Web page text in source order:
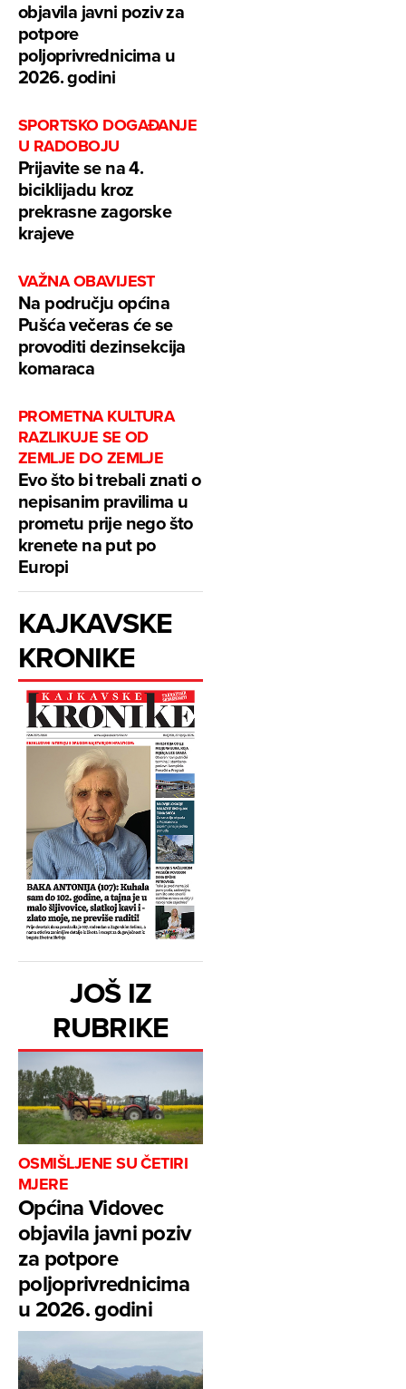
objavila javni poziv za
potpore
poljoprivrednicima u
2026. godini
SPORTSKO DOGAĐANJE
U RADOBOJU
Prijavite se na 4.
biciklijadu kroz
prekrasne zagorske
krajeve
VAŽNA OBAVIJEST
Na području općina
Pušća večeras će se
provoditi dezinsekcija
komaraca
PROMETNA KULTURA
RAZLIKUJE SE OD
ZEMLJE DO ZEMLJE
Evo što bi trebali znati o
nepisanim pravilima u
prometu prije nego što
krenete na put po
Europi
KAJKAVSKE
KRONIKE
JOŠ IZ
RUBRIKE
OSMIŠLJENE SU ČETIRI
MJERE
Općina Vidovec
objavila javni poziv
za potpore
poljoprivrednicima
u 2026. godini